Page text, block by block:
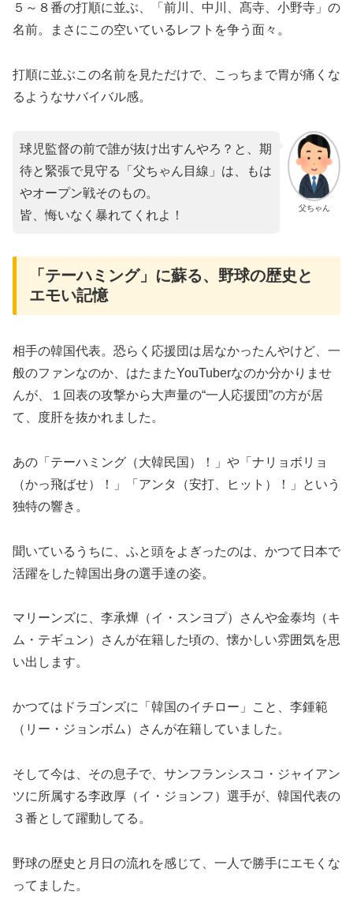
５～８番の打順に並ぶ、「前川、中川、髙寺、小野寺」の
名前。まさにこの空いているレフトを争う面々。
打順に並ぶこの名前を見ただけで、こっちまで胃が痛くな
るようなサバイバル感。
父ちゃん
球児監督の前で誰が抜け出すんやろ？と、期
待と緊張で見守る「父ちゃん目線」は、もは
やオープン戦そのもの。
皆、悔いなく暴れてくれよ！
​「テーハミング」に蘇る、野球の歴史と
エモい記憶
​相手の韓国代表。恐らく応援団は居なかったんやけど、一
般のファンなのか、はたまたYouTuberなのか分かりませ
んが、１回表の攻撃から大声量の“一人応援団”の方が居
て、度肝を抜かれました。
​あの「テーハミング（大韓民国）！」や「ナリョボリョ
（かっ飛ばせ）！」「アンタ（安打、ヒット）！」という
独特の響き。
聞いているうちに、ふと頭をよぎったのは、かつて日本で
活躍をした韓国出身の選手達の姿。
マリーンズに、李承燁（イ・スンヨプ）さんや金泰均（キ
ム・テギュン）さんが在籍した頃の、懐かしい雰囲気を思
い出します。
​かつてはドラゴンズに「韓国のイチロー」こと、李鍾範
（リー・ジョンボム）さんが在籍していました。
そして今は、その息子で、サンフランシスコ・ジャイアン
ツに所属する李政厚（イ・ジョンフ）選手が、韓国代表の
３番として躍動してる。
野球の歴史と月日の流れを感じて、一人で勝手にエモくな
ってました。